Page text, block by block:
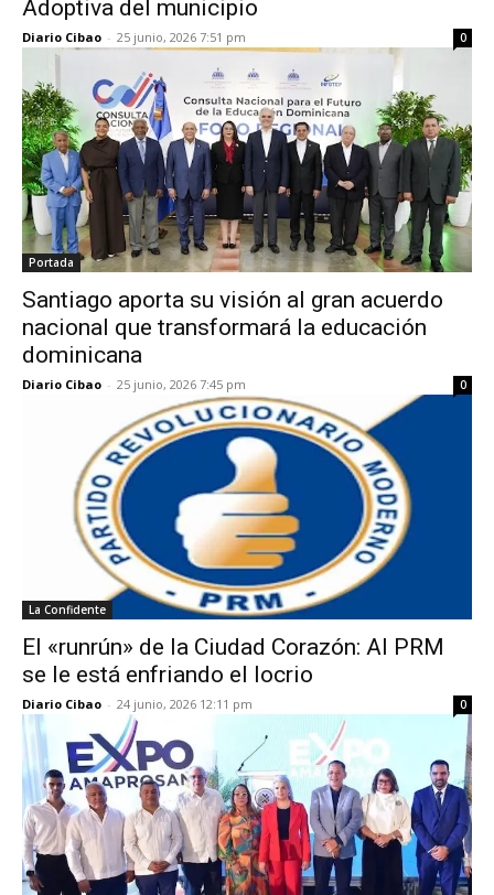
Adoptiva del municipio
Diario Cibao - 25 junio, 2026 7:51 pm 0
Portada
Santiago aporta su visión al gran acuerdo
nacional que transformará la educación
dominicana
Diario Cibao - 25 junio, 2026 7:45 pm 0
La Confidente
El «runrún» de la Ciudad Corazón: Al PRM
se le está enfriando el locrio
Diario Cibao - 24 junio, 2026 12:11 pm 0